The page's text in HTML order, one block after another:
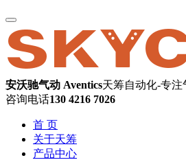
安沃驰气动 Aventics天筹自动化-专注
咨询电话130 4216 7026
首 页
关于天筹
产品中心